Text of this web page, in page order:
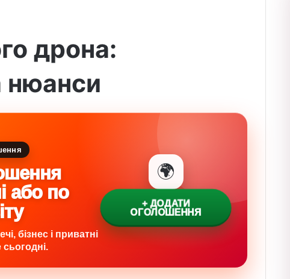
дрона:
нюанси
або по
бізнес і приватні
🌍
+ ДОДАТИ
ОГОЛОШЕННЯ